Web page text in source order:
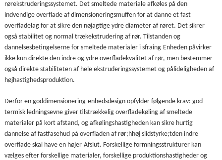
rørekstruderingssystemet. Det smeltede materiale afkøles på den
indvendige overflade af dimensioneringsmuffen for at danne et fast
overfladelag for at sikre den nøjagtige ydre diameter af røret. Det sikrer
også stabilitet og normal trækekstrudering af rør. Tilstanden og
dannelsesbetingelserne for smeltede materialer i sfraing Enheden påvirker
ikke kun direkte den indre og ydre overfladekvalitet af rør, men bestemmer
også direkte stabiliteten af ​​hele ekstruderingssystemet og pålideligheden af ​​
højhastighedsproduktion.
Derfor en goddimensionering enhedsdesign opfylder følgende krav: god
termisk ledningsevne giver tilstrækkelig overfladekøling af smeltede
materialer på kort afstand, og afkølingshastigheden kan sikre hurtig
dannelse af fastfasehud på overfladen af ​​rør;hhøj slidstyrke;tden indre
overflade skal have en højer Afslut. Forskellige formningsstrukturer kan
vælges efter forskellige materialer, forskellige produktionshastigheder og